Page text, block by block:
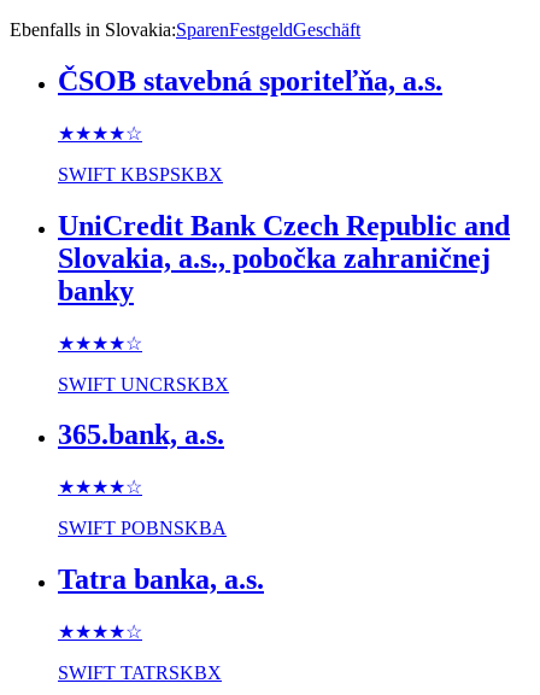
Ebenfalls in Slovakia:SparenFestgeldGeschäft
ČSOB stavebná sporiteľňa, a.s.
★★★★☆
SWIFT KBSPSKBX
UniCredit Bank Czech Republic and
Slovakia, a.s., pobočka zahraničnej
banky
★★★★☆
SWIFT UNCRSKBX
365.bank, a.s.
★★★★☆
SWIFT POBNSKBA
Tatra banka, a.s.
★★★★☆
SWIFT TATRSKBX